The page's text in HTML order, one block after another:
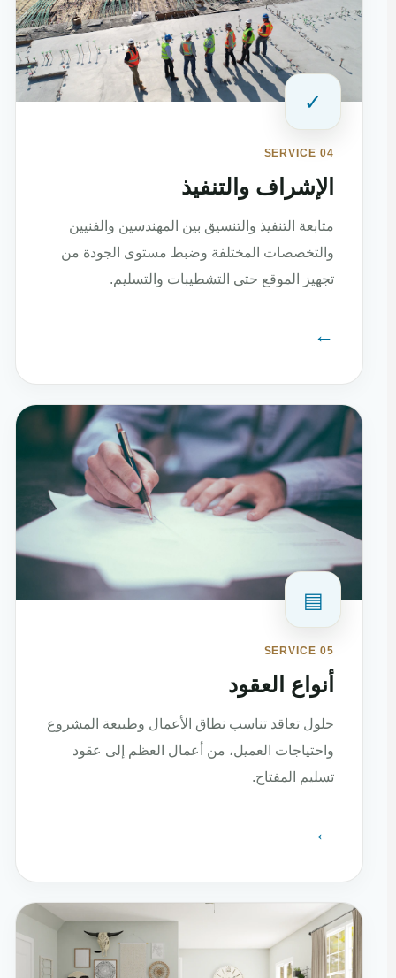
✓
SERVICE 04
الإشراف والتنفيذ
متابعة التنفيذ والتنسيق بين المهندسين والفنيين
والتخصصات المختلفة وضبط مستوى الجودة من
تجهيز الموقع حتى التشطيبات والتسليم.
←
▤
SERVICE 05
أنواع العقود
حلول تعاقد تناسب نطاق الأعمال وطبيعة المشروع
واحتياجات العميل، من أعمال العظم إلى عقود
تسليم المفتاح.
←